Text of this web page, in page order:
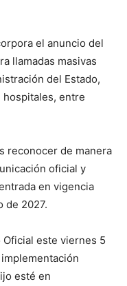
el anuncio del
llamadas masivas
del Estado,
entre
reconocer de manera
oficial y
en vigencia
de 2027.
este viernes 5
esté en